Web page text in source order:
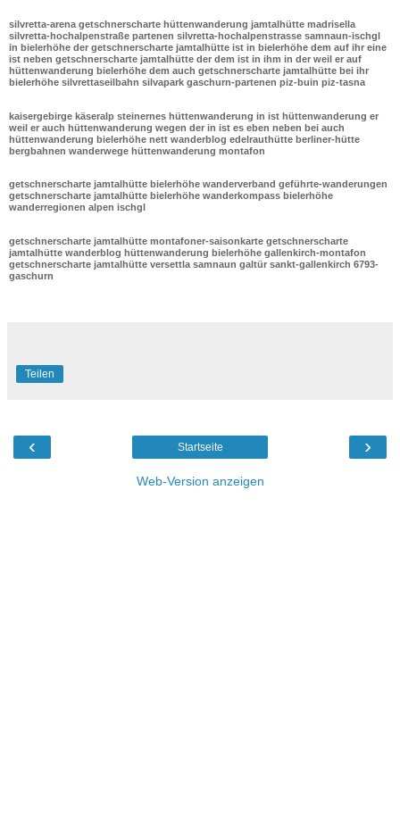
silvretta-arena getschnerscharte hüttenwanderung jamtalhütte madrisella
silvretta-hochalpenstraße partenen silvretta-hochalpenstrasse samnaun-ischgl
in bielerhöhe der getschnerscharte jamtalhütte ist in bielerhöhe dem auf ihr eine
ist neben getschnerscharte jamtalhütte der dem ist in ihm in der weil er auf
hüttenwanderung bielerhöhe dem auch getschnerscharte jamtalhütte bei ihr
bielerhöhe silvrettaseilbahn silvapark gaschurn-partenen piz-buin piz-tasna
kaisergebirge käseralp steinernes hüttenwanderung in ist hüttenwanderung er
weil er auch hüttenwanderung wegen der in ist es eben neben bei auch
hüttenwanderung bielerhöhe nett wanderblog edelrauthütte berliner-hütte
bergbahnen wanderwege hüttenwanderung montafon
getschnerscharte jamtalhütte bielerhöhe wanderverband geführte-wanderungen
getschnerscharte jamtalhütte bielerhöhe wanderkompass bielerhöhe
wanderregionen alpen ischgl
getschnerscharte jamtalhütte montafoner-saisonkarte getschnerscharte
jamtalhütte wanderblog hüttenwanderung bielerhöhe gallenkirch-montafon
getschnerscharte jamtalhütte versettla samnaun galtür sankt-gallenkirch 6793-
gaschurn
Teilen
‹ ›
Startseite
Web-Version anzeigen